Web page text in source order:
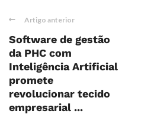
Artigo anterior
Software de gestão
da PHC com
Inteligência Artificial
promete
revolucionar tecido
empresarial ...